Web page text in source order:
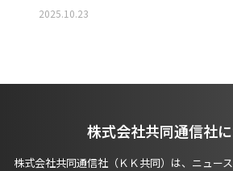
2025.10.23
株式会社共同通信社
株式会社共同通信社（ＫＫ共同）は、ニュー